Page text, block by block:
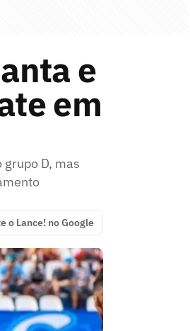
e
em
D, mas
o Lance! no Google